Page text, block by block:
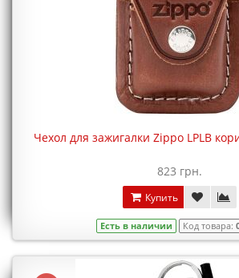
Чехол для зажигалки Zippo LPLB
823 грн.
Купить
Есть в наличии Код товара: